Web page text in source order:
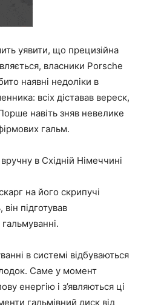
уявити, що прецизійна
власники Porsche
наявні недоліки в
всіх діставав вереск,
навіть зняв невелике
гальм.
в Східній Німеччині
на його скрипучі
підготував
в системі відбуваються
Саме у момент
енергію і з’являються ці
гальмівний диск від